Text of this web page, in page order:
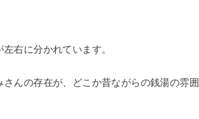
右に分かれています。
んの存在が、どこか昔ながらの銭湯の雰囲